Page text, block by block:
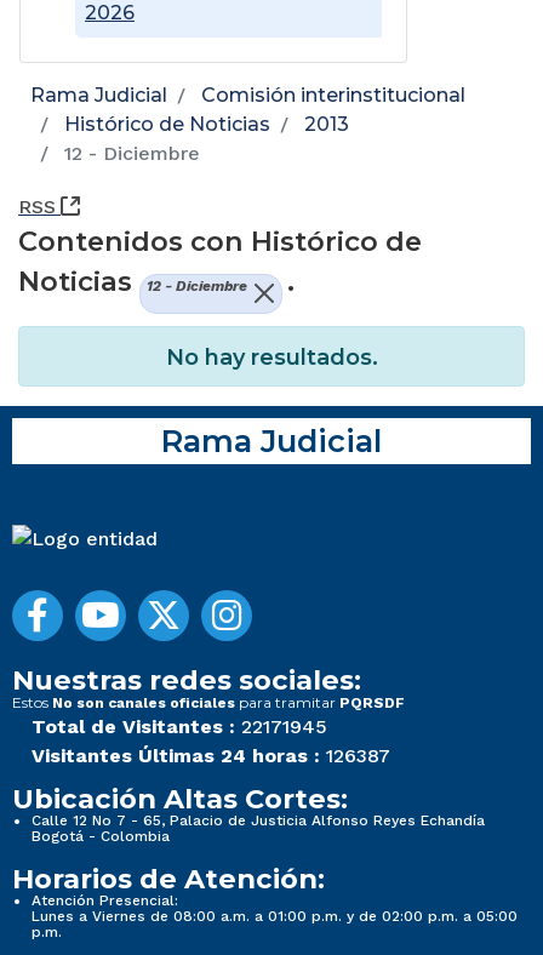
2026
Rama Judicial
Comisión interinstitucional
Histórico de Noticias
2013
12 - Diciembre
RSS (Abre una nueva ventana)
Contenidos con Histórico de
Noticias
12 - Diciembre .
No hay resultados.
Rama Judicial
Nuestras redes sociales:
Estos No son canales oficiales para tramitar PQRSDF
Total de Visitantes : 22171945
Visitantes Últimas 24 horas : 126387
Ubicación Altas Cortes:
Calle 12 No 7 - 65, Palacio de Justicia Alfonso Reyes Echandía
Bogotá - Colombia
Horarios de Atención:
Atención Presencial:
Lunes a Viernes de 08:00 a.m. a 01:00 p.m. y de 02:00 p.m. a 05:00
p.m.